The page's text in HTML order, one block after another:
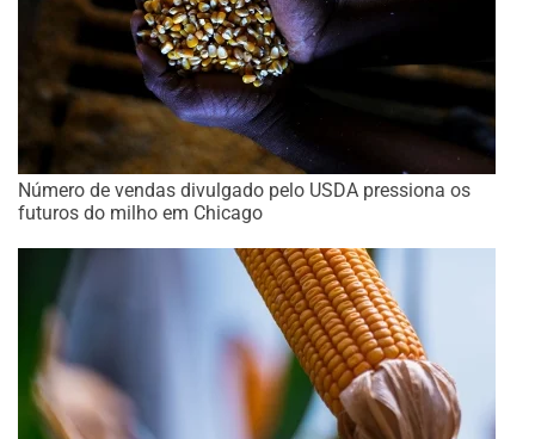
Número de vendas divulgado pelo USDA pressiona os
futuros do milho em Chicago